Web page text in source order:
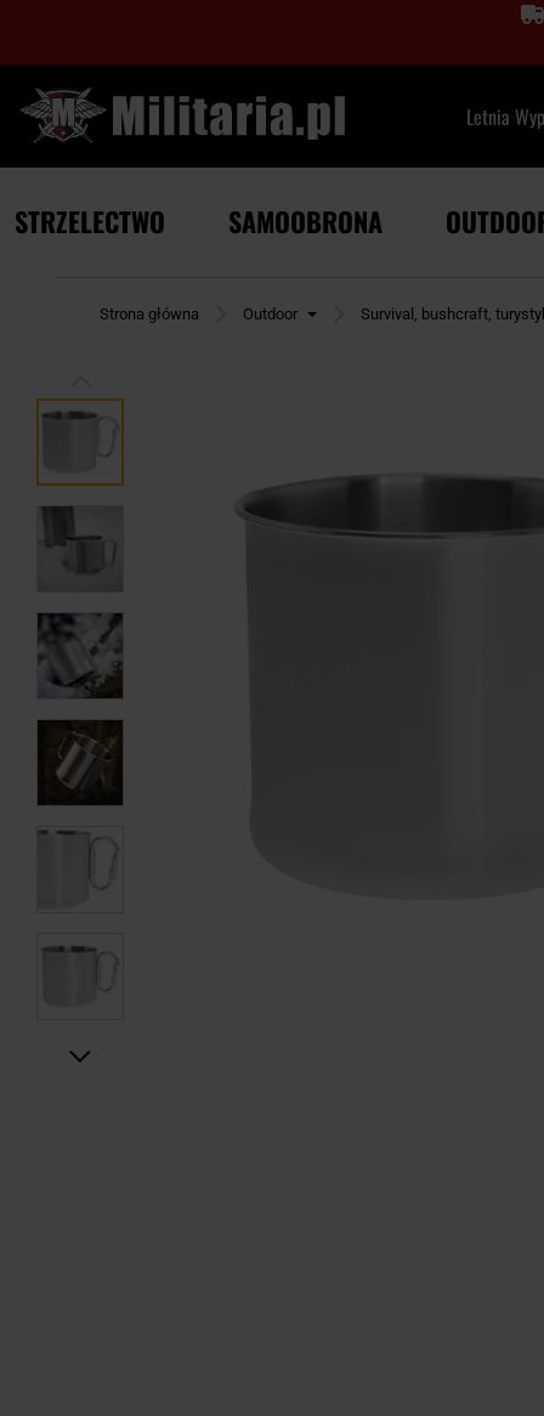
Letnia
STRZELECTWO SAMOOBRONA
Strona główna Outdoor Survival, bushcraft,